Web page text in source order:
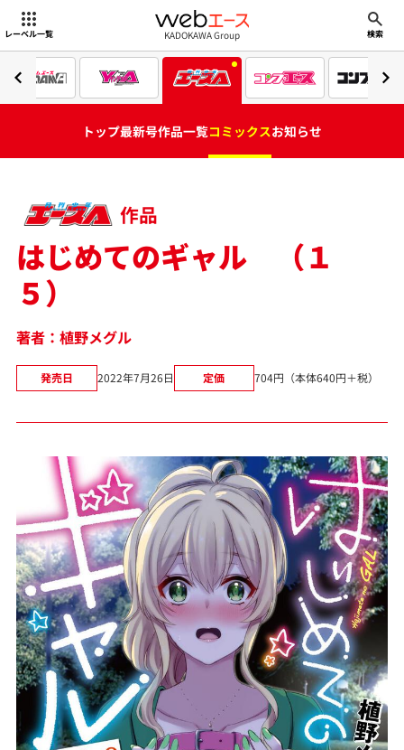
レーベル一覧 webエース
KADOKAWA Group 検索
トップ最新号作品一覧コミックスお知らせ
作品
はじめてのギャル （１
５）
著者：植野メグル
発売日 2022年7月26日 定価 704円（本体640円＋税）